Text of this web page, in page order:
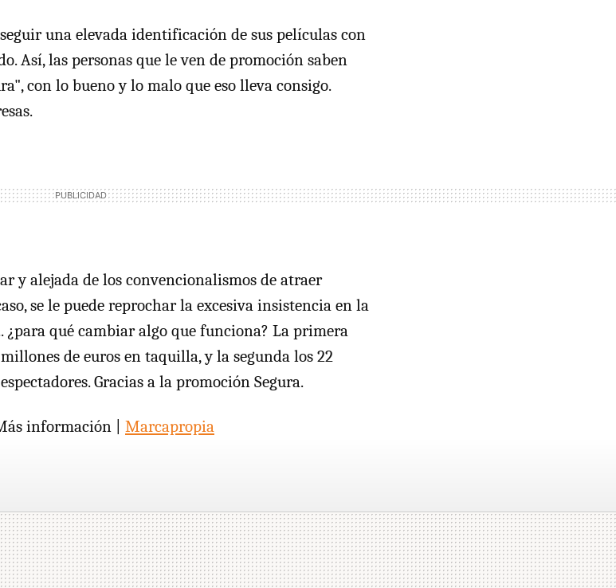
una elevada identificación de sus películas con
Así, las personas que le ven de promoción saben
con lo bueno y lo malo que eso lleva consigo.
y alejada de los convencionalismos de atraer
se le puede reprochar la excesiva insistencia en la
¿para qué cambiar algo que funciona? La primera
de euros en taquilla, y la segunda los 22
Gracias a la promoción Segura.
información | Marcapropia